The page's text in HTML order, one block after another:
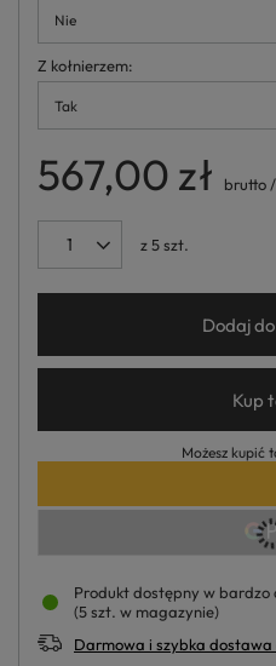
Nie
Z kołnierzem
Tak
567,00 zł brutto /
z5szt.
Dodaj
Kup
Możesz kupić
Produkt dostępny w bardzo
(5 szt. w magazynie)
Darmowa i szybka dostawa